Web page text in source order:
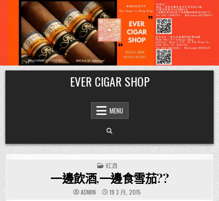
Skip
to
content
EVER CIGAR SHOP
MENU
POSTED
IN
紅酒
一邊飲酒,一邊食雪茄??
ADMIN 19 3 月, 2015